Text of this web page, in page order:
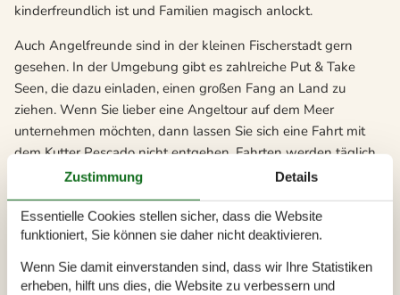
kinderfreundlich ist und Familien magisch anlockt.
Auch Angelfreunde sind in der kleinen Fischerstadt gern
gesehen. In der Umgebung gibt es zahlreiche Put & Take
Seen, die dazu einladen, einen großen Fang an Land zu
ziehen. Wenn Sie lieber eine Angeltour auf dem Meer
unternehmen möchten, dann lassen Sie sich eine Fahrt mit
dem Kutter Pescado nicht entgehen. Fahrten werden täglich
angeboten. Wer trotzdem ohne selbst gefangenen Fisch von
Bord geht, kann sich im Hafen das gewünschte Exemplar
kaufen. Spodsbjerg imponiert aber nicht nur mit einem
Fischereihafen, sondern auch mit einem schönen Jachthafen
und einem Fährhafen. Von hier aus können Sie mit der Fähre
nach Lolland ablegen.
Zustimmung Details
Essentielle Cookies stellen sicher, dass die Website
funktioniert, Sie können sie daher nicht deaktivieren.
Wenn Sie damit einverstanden sind, dass wir Ihre Statistiken
erheben, hilft uns dies, die Website zu verbessern und